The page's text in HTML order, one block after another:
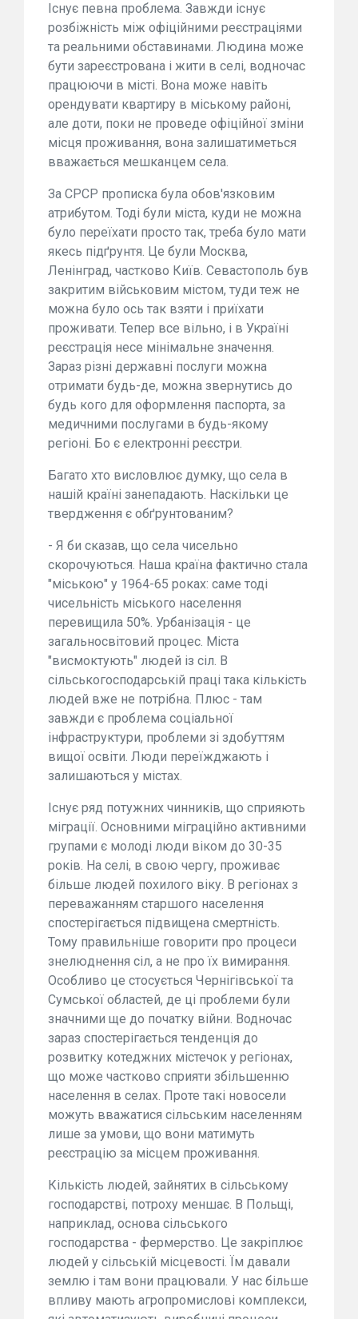
Існує певна проблема. Завжди існує
розбіжність між офіційними реєстраціями
та реальними обставинами. Людина може
бути зареєстрована і жити в селі, водночас
працюючи в місті. Вона може навіть
орендувати квартиру в міському районі,
але доти, поки не проведе офіційної зміни
місця проживання, вона залишатиметься
вважається мешканцем села.
За СРСР прописка була обов'язковим
атрибутом. Тоді були міста, куди не можна
було переїхати просто так, треба було мати
якесь підґрунтя. Це були Москва,
Ленінград, частково Київ. Севастополь був
закритим військовим містом, туди теж не
можна було ось так взяти і приїхати
проживати. Тепер все вільно, і в Україні
реєстрація несе мінімальне значення.
Зараз різні державні послуги можна
отримати будь-де, можна звернутись до
будь кого для оформлення паспорта, за
медичними послугами в будь-якому
регіоні. Бо є електронні реєстри.
Багато хто висловлює думку, що села в
нашій країні занепадають. Наскільки це
твердження є обґрунтованим?
- Я би сказав, що села чисельно
скорочуються. Наша країна фактично стала
"міською" у 1964-65 роках: саме тоді
чисельність міського населення
перевищила 50%. Урбанізація - це
загальносвітовий процес. Міста
"висмоктують" людей із сіл. В
сільськогосподарській праці така кількість
людей вже не потрібна. Плюс - там
завжди є проблема соціальної
інфраструктури, проблеми зі здобуттям
вищої освіти. Люди переїжджають і
залишаються у містах.
Існує ряд потужних чинників, що сприяють
міграції. Основними міграційно активними
групами є молоді люди віком до 30-35
років. На селі, в свою чергу, проживає
більше людей похилого віку. В регіонах з
переважанням старшого населення
спостерігається підвищена смертність.
Тому правильніше говорити про процеси
знелюднення сіл, а не про їх вимирання.
Особливо це стосується Чернігівської та
Сумської областей, де ці проблеми були
значними ще до початку війни. Водночас
зараз спостерігається тенденція до
розвитку котеджних містечок у регіонах,
що може частково сприяти збільшенню
населення в селах. Проте такі новосели
можуть вважатися сільським населенням
лише за умови, що вони матимуть
реєстрацію за місцем проживання.
Кількість людей, зайнятих в сільському
господарстві, потроху меншає. В Польщі,
наприклад, основа сільського
господарства - фермерство. Це закріплює
людей у сільській місцевості. Їм давали
землю і там вони працювали. У нас більше
впливу мають агропромислові комплекси,